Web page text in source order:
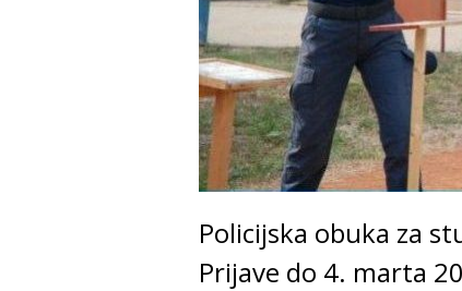
Policijska obuka za
Prijave do 4. marta